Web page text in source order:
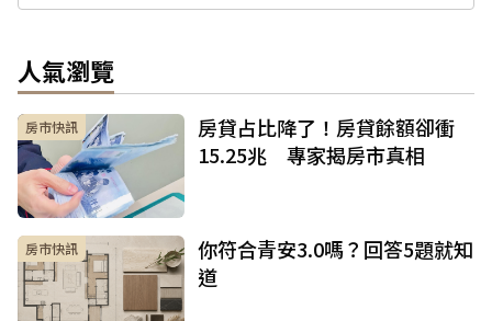
人氣瀏覽
房市快訊
房貸占比降了！房貸餘額卻衝
15.25兆 專家揭房市真相
房市快訊
你符合青安3.0嗎？回答5題就知
道